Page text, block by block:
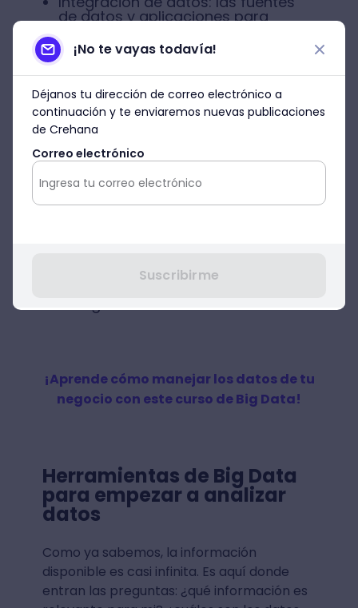
de datos y aplicaciones para
vienen de CRMs, e-commerces,
softwares de gestión, etc. Integrar
todo esto no resulta cosa fácil.
Los datos no estructurados: como
mencionamos anteriormente, son
datos que se encuentran en bases
no tradicionales. Si bien tienen
información bastante rica, son más
información es necesario el uso de
inteligencia artificial.
¡Aprende cómo manejar los datos de tu
negocio con este curso de Big Data!
Herramientas de Big Data
para empezar a analizar
datos
Como ya sabemos, la información
disponible es casi infinita. Es aquí donde
entran las preguntas: ¿qué información es
¡No te vayas todavía!
Déjanos tu dirección de correo electrónico a
continuación y te enviaremos nuevas publicaciones
de Crehana
Correo electrónico
Suscribirme